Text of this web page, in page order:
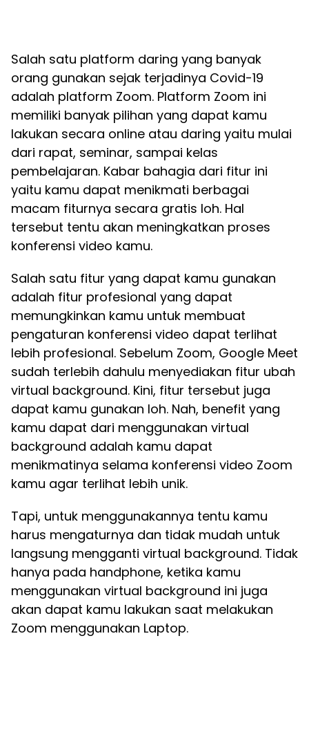
Salah satu platform daring yang banyak
orang gunakan sejak terjadinya Covid-19
adalah platform Zoom. Platform Zoom ini
memiliki banyak pilihan yang dapat kamu
lakukan secara online atau daring yaitu mulai
dari rapat, seminar, sampai kelas
pembelajaran. Kabar bahagia dari fitur ini
yaitu kamu dapat menikmati berbagai
macam fiturnya secara gratis loh. Hal
tersebut tentu akan meningkatkan proses
konferensi video kamu.
Salah satu fitur yang dapat kamu gunakan
adalah fitur profesional yang dapat
memungkinkan kamu untuk membuat
pengaturan konferensi video dapat terlihat
lebih profesional. Sebelum Zoom, Google Meet
sudah terlebih dahulu menyediakan fitur ubah
virtual background. Kini, fitur tersebut juga
dapat kamu gunakan loh. Nah, benefit yang
kamu dapat dari menggunakan virtual
background adalah kamu dapat
menikmatinya selama konferensi video Zoom
kamu agar terlihat lebih unik.
Tapi, untuk menggunakannya tentu kamu
harus mengaturnya dan tidak mudah untuk
langsung mengganti virtual background. Tidak
hanya pada handphone, ketika kamu
menggunakan virtual background ini juga
akan dapat kamu lakukan saat melakukan
Zoom menggunakan Laptop.